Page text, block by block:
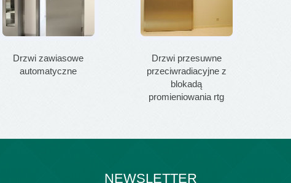
Drzwi zawiasowe
automatyczne
Drzwi przesuwne
przeciwradiacyjne z
blokadą
promieniowania rtg
NEWSLETTER